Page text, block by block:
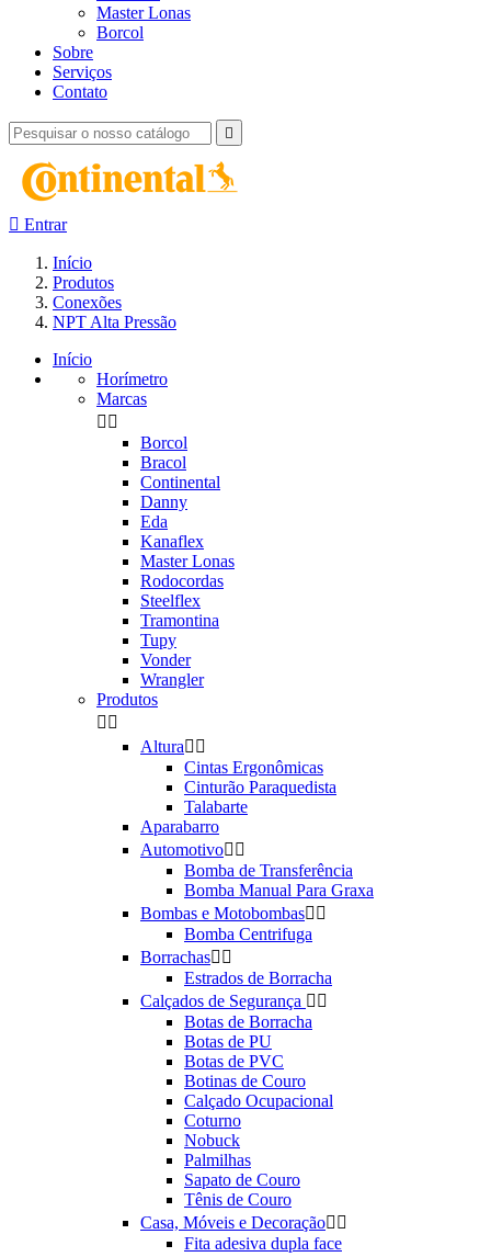
Master Lonas
Borcol
Sobre
Serviços
Contato

 Entrar
Início
Produtos
Conexões
NPT Alta Pressão
Início
Horímetro
Marcas
 
Borcol
Bracol
Continental
Danny
Eda
Kanaflex
Master Lonas
Rodocordas
Steelflex
Tramontina
Tupy
Vonder
Wrangler
Produtos
 
Altura 
Cintas Ergonômicas
Cinturão Paraquedista
Talabarte
Aparabarro
Automotivo 
Bomba de Transferência
Bomba Manual Para Graxa
Bombas e Motobombas 
Bomba Centrifuga
Borrachas 
Estrados de Borracha
Calçados de Segurança  
Botas de Borracha
Botas de PU
Botas de PVC
Botinas de Couro
Calçado Ocupacional
Coturno
Nobuck
Palmilhas
Sapato de Couro
Tênis de Couro
Casa, Móveis e Decoração 
Fita adesiva dupla face